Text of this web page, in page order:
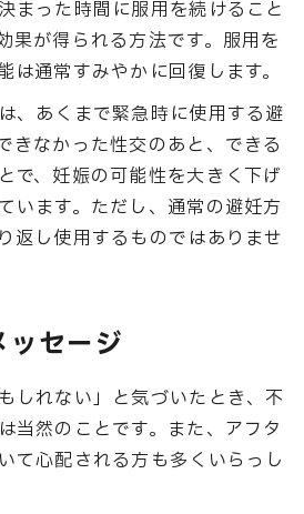
まった時間に服用を続けること
果が得られる方法です。服用を
は通常すみやかに回復します。
、あくまで緊急時に使用する避
きなかった性交のあと、できる
で、妊娠の可能性を大きく下げ
います。ただし、通常の避妊方
返し使用するものではありませ
ッセージ
しれない」と気づいたとき、不
当然のことです。また、アフタ
て心配される方も多くいらっし